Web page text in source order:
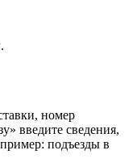
номер
введите сведения,
подъезды в